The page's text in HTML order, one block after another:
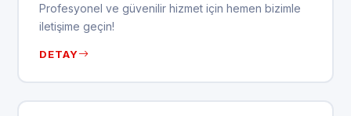
Profesyonel ve güvenilir hizmet için hemen bizimle
iletişime geçin!
DETAY